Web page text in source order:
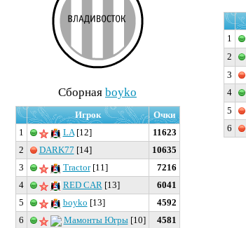
Cборная boyko
Игрок
Очки
1
LA[12]
11623
2
DARK77 [14]
10635
3
Tractor[11]
7216
4
RED CAR[13]
6041
5
boyko [13]
4592
6
Мамонты Югры[10] 4581
1
2
3
4
5
6